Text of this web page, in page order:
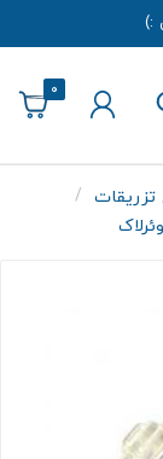
:)
0
تزریقات